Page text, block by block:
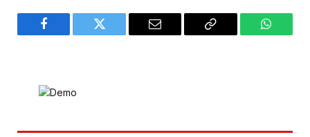
Facebook Twitter Email
Copy